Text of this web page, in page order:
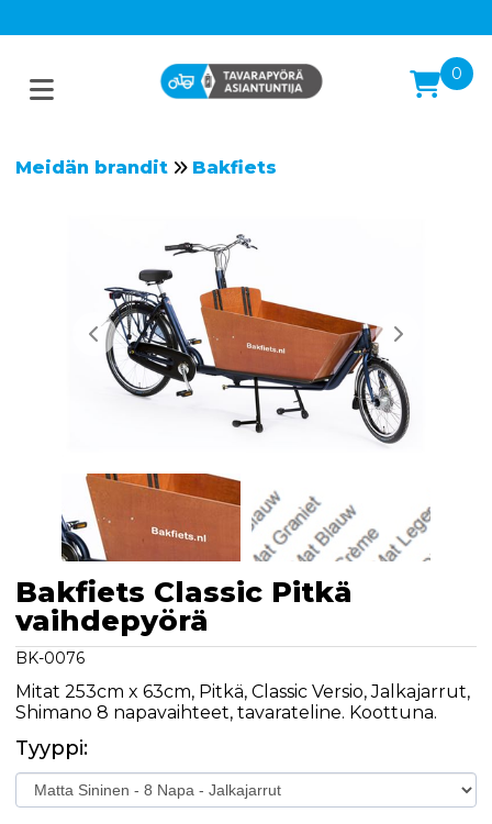
0
Meidän brandit Bakfiets
Bakfiets Classic Pitkä
vaihdepyörä
BK-0076
Mitat 253cm x 63cm, Pitkä, Classic Versio, Jalkajarrut,
Shimano 8 napavaihteet, tavarateline. Koottuna.
Tyyppi: